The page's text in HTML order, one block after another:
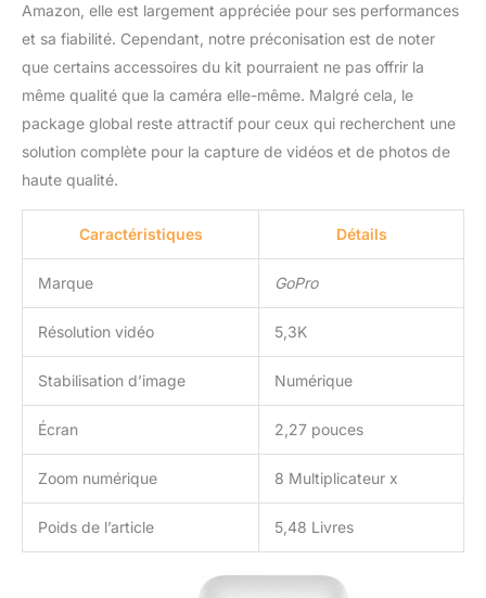
capturer des détails qui
ne peuvent pas être vus
à vitesse normale.
Stabilisation
HyperSmooth 6.0 :
HyperSmooth n'a jamais
été aussi agréable. Et
son capteur d'appareil
6.0 relève encore plus la
stabilisation améliorée
pour les séquences 4:3
grâce au nouveau
capteur d'image, et
AutoBoost pour une
stabilisation maximale
avec un recadrage
Amazon, elle est largement appréciée pour ses performances
et sa fiabilité. Cependant, notre préconisation est de noter
que certains accessoires du kit pourraient ne pas offrir la
même qualité que la caméra elle-même. Malgré cela, le
package global reste attractif pour ceux qui recherchent une
solution complète pour la capture de vidéos et de photos de
haute qualité.
Caractéristiques Détails
Marque GoPro
Résolution vidéo 5,3K
Stabilisation d’image Numérique
Écran 2,27 pouces
Zoom numérique 8 Multiplicateur x
Poids de l’article 5,48 Livres